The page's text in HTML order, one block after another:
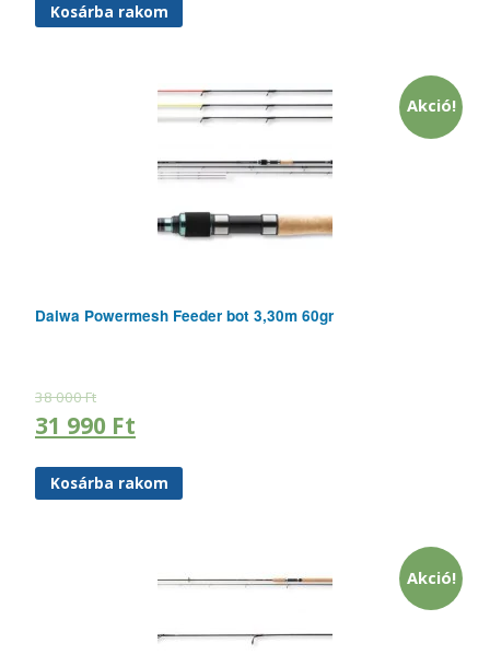
Kosárba rakom
Akció!
Daiwa Powermesh Feeder bot 3,30m 60gr
38 000Ft
31 990 Ft
Kosárba rakom
Akció!